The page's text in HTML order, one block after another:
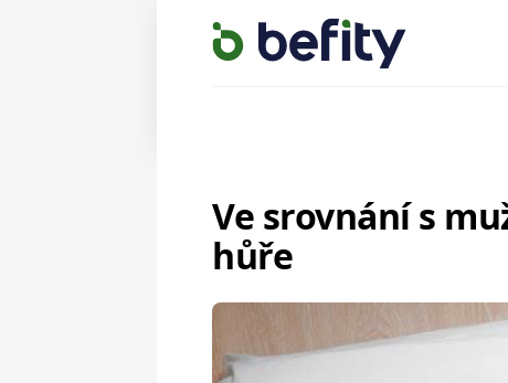
Ve srovnání s
hůře